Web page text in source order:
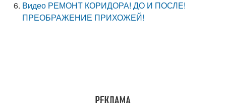
Видео РЕМОНТ КОРИДОРА! ДО И ПОСЛЕ!
ПРЕОБРАЖЕНИЕ ПРИХОЖЕЙ!